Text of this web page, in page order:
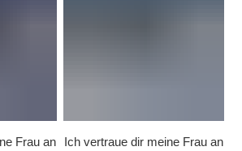
Frau an
Ich vertraue dir meine Frau an